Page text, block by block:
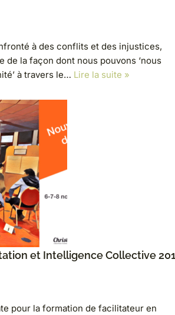
à des conflits et des injustices,
de la façon dont nous pouvons ‘nous
à travers le… Lire la suite »
et Intelligence Collective
pour la formation de facilitateur en